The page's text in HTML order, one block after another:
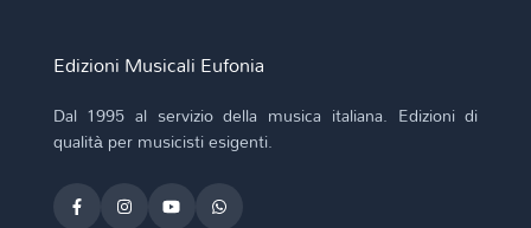
Edizioni Musicali Eufonia
Dal 1995 al servizio della musica italiana. Edizioni di
qualità per musicisti esigenti.